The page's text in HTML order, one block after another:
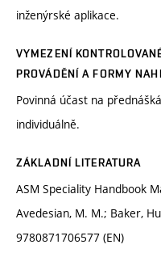
inženýrské aplikace.
VYMEZENÍ
PROVÁDĚNÍ A FORMY
Povinná účast na
individuálně.
ZÁKLADNÍ LITERATURA
ASM Speciality Handbook
Avedesian, M. M.; Baker,
9780871706577 (EN)